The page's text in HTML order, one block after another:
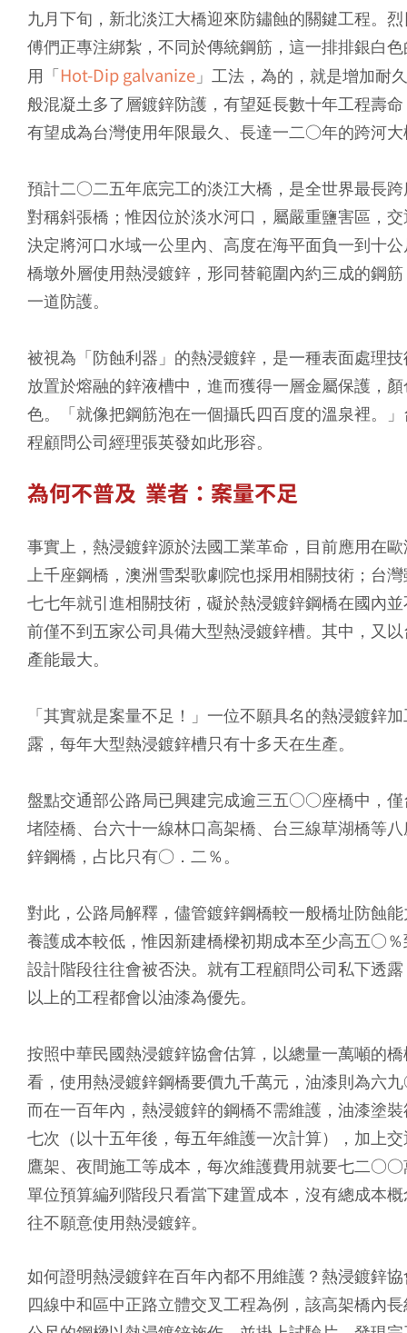
九月下旬，新北淡江大橋迎來防鏽蝕的關鍵工程。
傅們正專注綁紮，不同於傳統鋼筋，這一排排銀白
用「Hot-Dip galvanize 」工法，為的，就是增加耐
般混凝土多了層鍍鋅防護，有望延長數十年工程壽
有望成為台灣使用年限最久、長達一二○年的跨河大
預計二○二五年底完工的淡江大橋，是全世界最長
對稱斜張橋；惟因位於淡水河口，屬嚴重鹽害區，
決定將河口水域一公里內、高度在海平面負一到十
橋墩外層使用熱浸鍍鋅，形同替範圍內約三成的鋼
一道防護。
被視為「防蝕利器」的熱浸鍍鋅，是一種表面處理
放置於熔融的鋅液槽中，進而獲得一層金屬保護，
色。「就像把鋼筋泡在一個攝氏四百度的溫泉裡。
程顧問公司經理張英發如此形容。
為何不普及 業者：案量不足
事實上，熱浸鍍鋅源於法國工業革命，目前應用在
上千座鋼橋，澳洲雪梨歌劇院也採用相關技術；台
七七年就引進相關技術，礙於熱浸鍍鋅鋼橋在國內
前僅不到五家公司具備大型熱浸鍍鋅槽。其中，又
產能最大。
「其實就是案量不足！」一位不願具名的熱浸鍍鋅
露，每年大型熱浸鍍鋅槽只有十多天在生產。
盤點交通部公路局已興建完成逾三五○○座橋中，僅
堵陸橋、台六十一線林口高架橋、台三線草湖橋等
鋅鋼橋，占比只有○．二％。
對此，公路局解釋，儘管鍍鋅鋼橋較一般橋址防蝕
養護成本較低，惟因新建橋樑初期成本至少高五○
設計階段往往會被否決。就有工程顧問公司私下透
以上的工程都會以油漆為優先。
按照中華民國熱浸鍍鋅協會估算，以總量一萬噸的
看，使用熱浸鍍鋅鋼橋要價九千萬元，油漆則為六
而在一百年內，熱浸鍍鋅的鋼橋不需維護，油漆塗
七次（以十五年後，每五年維護一次計算），加上
鷹架、夜間施工等成本，每次維護費用就要七二○○
單位預算編列階段只看當下建置成本，沒有總成本
往不願意使用熱浸鍍鋅。
如何證明熱浸鍍鋅在百年內都不用維護？熱浸鍍鋅
四線中和區中正路立體交叉工程為例，該高架橋內